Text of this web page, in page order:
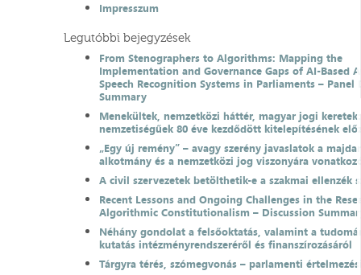
Impresszum
Legutóbbi bejegyzések
From Stenographers to Algorithms: Mapping the
Implementation and Governance Gaps of AI-Based
Speech Recognition Systems in Parliaments – Panel
Summary
Menekültek, nemzetközi háttér, magyar jogi
nemzetiségűek 80 éve kezdődött kitelepítésének
„Egy új remény” – avagy szerény javaslatok a
alkotmány és a nemzetközi jog viszonyára
A civil szervezetek betölthetik-e a szakmai ellenzék
Recent Lessons and Ongoing Challenges in the
Algorithmic Constitutionalism – Discussion
Néhány gondolat a felsőoktatás, valamint a
kutatás intézményrendszeréről és finanszírozásáról
Tárgyra térés, szómegvonás – parlamenti